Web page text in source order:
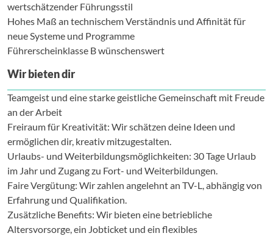
wertschätzender Führungsstil
Hohes Maß an technischem Verständnis und Affinität für
neue Systeme und Programme
Führerscheinklasse B wünschenswert
Wir bieten dir
Teamgeist und eine starke geistliche Gemeinschaft mit Freude
an der Arbeit
Freiraum für Kreativität: Wir schätzen deine Ideen und
ermöglichen dir, kreativ mitzugestalten.
Urlaubs- und Weiterbildungsmöglichkeiten: 30 Tage Urlaub
im Jahr und Zugang zu Fort- und Weiterbildungen.
Faire Vergütung: Wir zahlen angelehnt an TV-L, abhängig von
Erfahrung und Qualifikation.
Zusätzliche Benefits: Wir bieten eine betriebliche
Altersvorsorge, ein Jobticket und ein flexibles